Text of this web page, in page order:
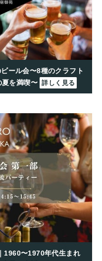
ール会〜8種のクラフト
夏を満喫〜 詳しく見る
1960〜1970年代生まれ